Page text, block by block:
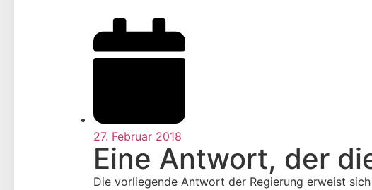
27. Februar 2018
Eine Antwort, der
Die vorliegende Antwort der Regierung erweist